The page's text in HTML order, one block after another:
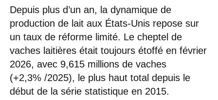
Depuis plus d’un an, la dynamique de
production de lait aux États-Unis repose sur
un taux de réforme limité. Le cheptel de
vaches laitières était toujours étoffé en février
2026, avec 9,615 millions de vaches
(+2,3% /2025), le plus haut total depuis le
début de la série statistique en 2015.